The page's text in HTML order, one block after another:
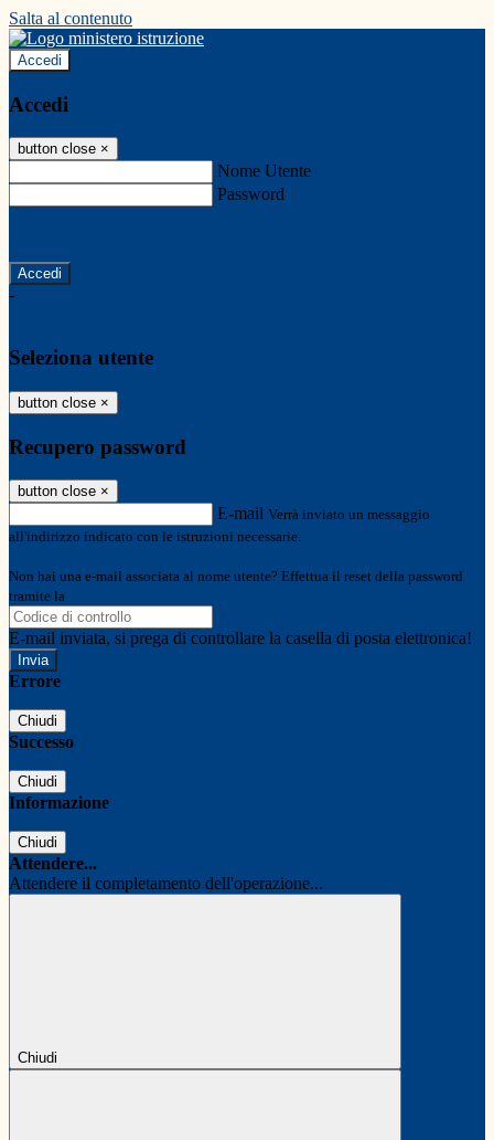
Salta al contenuto
Accedi
Accedi
button close ×
Nome Utente
Password
-
Seleziona utente
button close ×
Recupero password
button close ×
E-mail Verrà inviato un messaggio
all'indirizzo indicato con le istruzioni necessarie.
Non hai una e-mail associata al nome utente? Effettua il reset della password
tramite la
E-mail inviata, si prega di controllare la casella di posta elettronica!
Errore
Chiudi
Successo
Chiudi
Informazione
Chiudi
Attendere...
Attendere il completamento dell'operazione...
Chiudi